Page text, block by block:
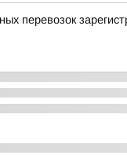
перевозок